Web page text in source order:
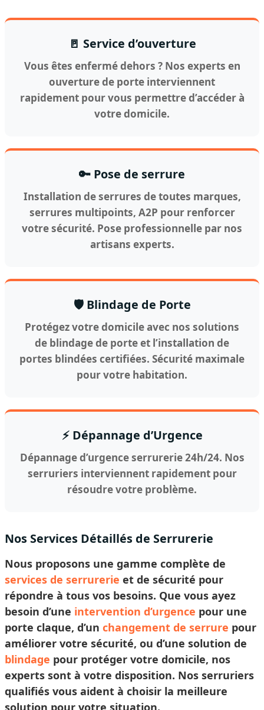
🚪 Service d’ouverture
Vous êtes enfermé dehors ? Nos experts en
ouverture de porte interviennent
rapidement pour vous permettre d’accéder à
votre domicile.
🔑 Pose de serrure
Installation de serrures de toutes marques,
serrures multipoints, A2P pour renforcer
votre sécurité. Pose professionnelle par nos
artisans experts.
🛡️ Blindage de Porte
Protégez votre domicile avec nos solutions
de blindage de porte et l’installation de
portes blindées certifiées. Sécurité maximale
pour votre habitation.
⚡ Dépannage d’Urgence
Dépannage d’urgence serrurerie 24h/24. Nos
serruriers interviennent rapidement pour
résoudre votre problème.
Nos Services Détaillés de Serrurerie
Nous proposons une gamme complète de
services de serrurerie et de sécurité pour
répondre à tous vos besoins. Que vous ayez
besoin d’une intervention d’urgence pour une
porte claque, d’un changement de serrure pour
améliorer votre sécurité, ou d’une solution de
blindage pour protéger votre domicile, nos
experts sont à votre disposition. Nos serruriers
qualifiés vous aident à choisir la meilleure
solution pour votre situation.